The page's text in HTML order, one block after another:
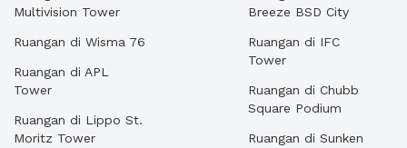
Multivision Tower
Ruangan di Wisma 76
Ruangan di APL
Tower
Ruangan di Lippo St.
Moritz Tower
Breeze BSD City
Ruangan di IFC
Tower
Ruangan di Chubb
Square Podium
Ruangan di Sunken